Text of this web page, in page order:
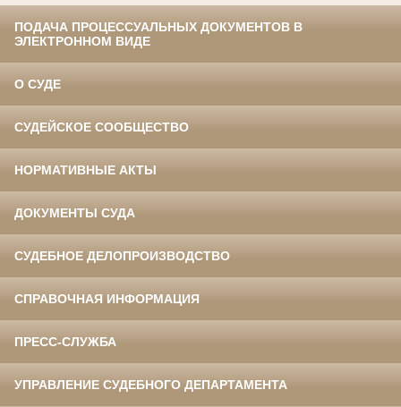
ПОДАЧА ПРОЦЕССУАЛЬНЫХ ДОКУМЕНТОВ В
ЭЛЕКТРОННОМ ВИДЕ
О СУДЕ
СУДЕЙСКОЕ СООБЩЕСТВО
НОРМАТИВНЫЕ АКТЫ
ДОКУМЕНТЫ СУДА
СУДЕБНОЕ ДЕЛОПРОИЗВОДСТВО
СПРАВОЧНАЯ ИНФОРМАЦИЯ
ПРЕСС-СЛУЖБА
УПРАВЛЕНИЕ СУДЕБНОГО ДЕПАРТАМЕНТА